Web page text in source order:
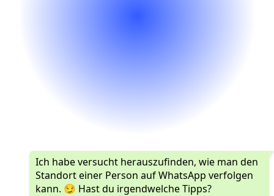
Ich habe versucht herauszufinden, wie man den
Standort einer Person auf WhatsApp verfolgen
kann. 😏 Hast du irgendwelche Tipps?